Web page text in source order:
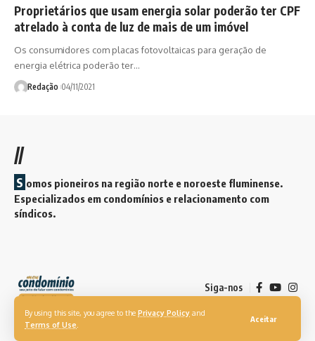
By using this site, you agree to the Privacy Policy and
Terms of Use
Aceitar
Proprietários que usam energia solar poderão ter CPF
atrelado à conta de luz de mais de um imóvel
Os consumidores com placas fotovoltaicas para geração de
energia elétrica poderão ter…
Redação 04/11/2021
//
S omos pioneiros na região norte e noroeste fluminense.
Especializados em condomínios e relacionamento com
síndicos.
Siga-nos
© 2026. Revista Meu Condomínio. Todos os direitos reservados.